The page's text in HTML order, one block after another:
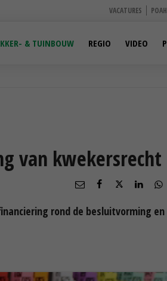
VACATURES
& TUINBOUW REGIO VIDEO
van kwekersrecht
rond de besluitvorming en